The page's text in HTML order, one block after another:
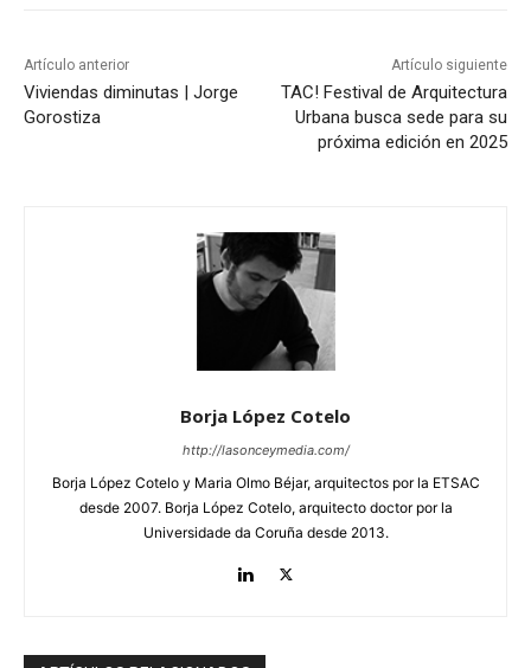
Artículo anterior
Viviendas diminutas | Jorge
Gorostiza
Artículo siguiente
TAC! Festival de Arquitectura
Urbana busca sede para su
próxima edición en 2025
Borja López Cotelo
http://lasonceymedia.com/
Borja López Cotelo y Maria Olmo Béjar, arquitectos por la ETSAC
desde 2007. Borja López Cotelo, arquitecto doctor por la
Universidade da Coruña desde 2013.